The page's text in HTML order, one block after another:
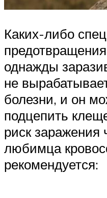
Каких-либо
однажды
не
болезни, и он
подцепить
риск заражения
любимца
рекомендуется: